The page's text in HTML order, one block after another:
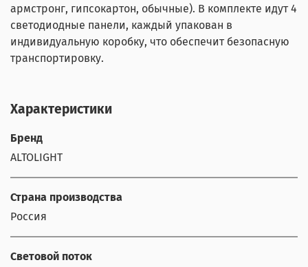
армстронг, гипсокартон, обычные). В комплекте идут 4
светодиодные панели, каждый упакован в
индивидуальную коробку, что обеспечит безопасную
транспортировку.
Характеристики
Бренд
ALTOLIGHT
Страна производства
Россия
Световой поток